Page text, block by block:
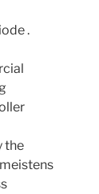
.
the